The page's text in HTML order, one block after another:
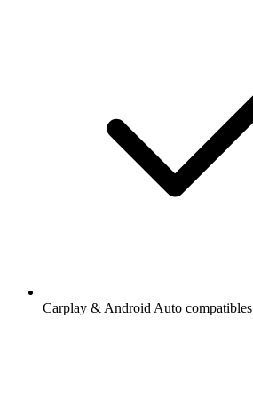
Carplay & Android Auto compatibles